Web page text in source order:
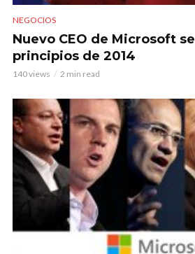
NEGOCIOS
Nuevo CEO de Microsoft
principios de 2014
140 views 2 min read